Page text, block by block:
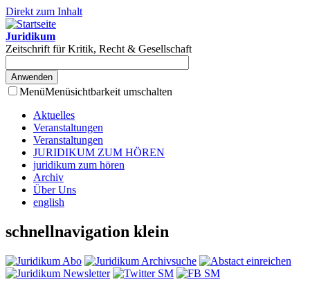
Direkt zum Inhalt
Juridikum
Zeitschrift für Kritik, Recht & Gesellschaft
MenüMenüsichtbarkeit umschalten
Aktuelles
Veranstaltungen
Veranstaltungen
JURIDIKUM ZUM HÖREN
juridikum zum hören
Archiv
Über Uns
english
schnellnavigation klein